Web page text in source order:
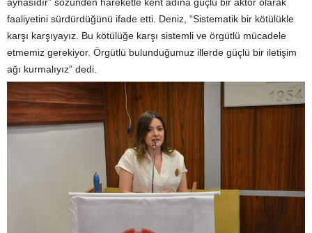
faaliyetini sürdürdüğünü ifade etti. Deniz, “Sistematik bir kötülükle
karşı karşıyayız. Bu kötülüğe karşı sistemli ve örgütlü mücadele
etmemiz gerekiyor. Örgütlü bulunduğumuz illerde güçlü bir iletişim
ağı kurmalıyız” dedi.